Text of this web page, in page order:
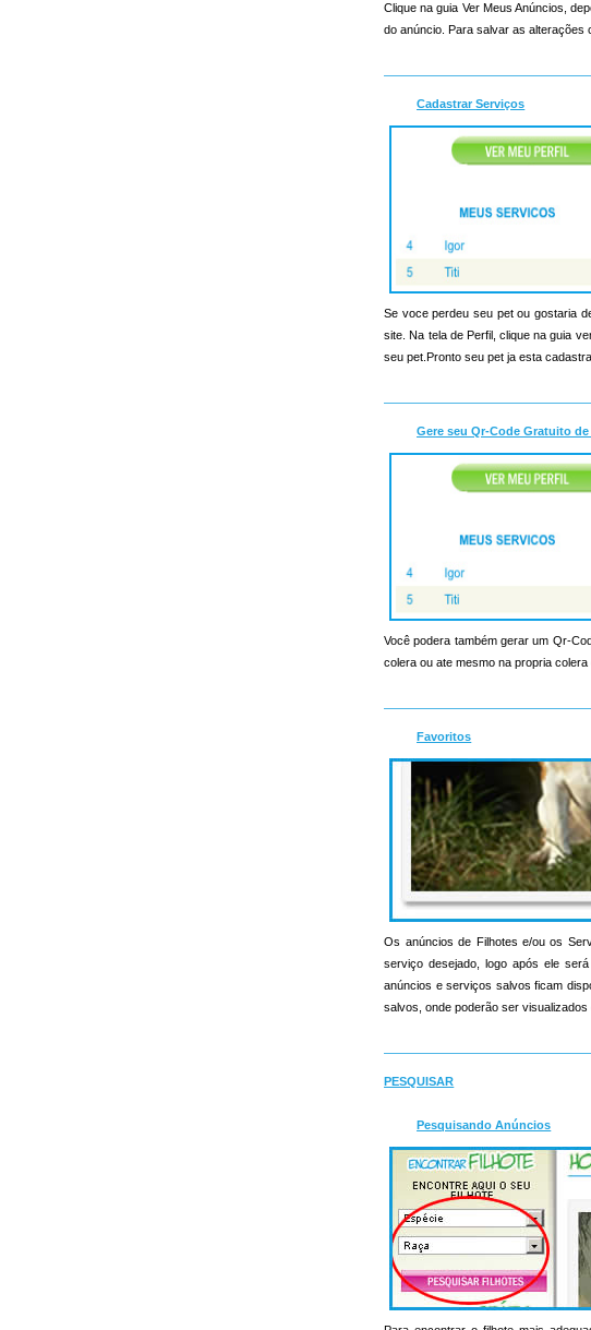
Clique na guia Ver Meus Anúncios,
do anúncio. Para salvar as alterações
Cadastrar Serviços
Se voce perdeu seu pet ou gostaria
site. Na tela de Perfil, clique na guia
seu pet.Pronto seu pet ja esta
Gere seu Qr-Code Gratuito de
Você podera também gerar um Qr-
colera ou ate mesmo na propria
Favoritos
Os anúncios de Filhotes e/ou os
serviço desejado, logo após ele
anúncios e serviços salvos ficam
salvos, onde poderão ser visualizados
PESQUISAR
Pesquisando Anúncios